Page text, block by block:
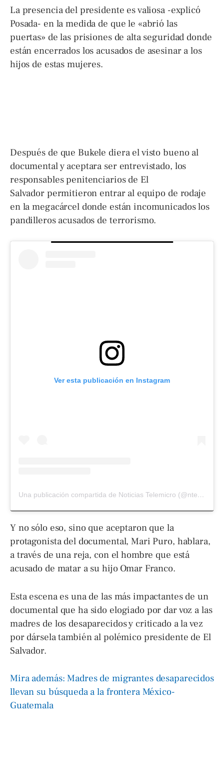
La presencia del presidente es valiosa -explicó
Posada- en la medida de que le «abrió las
puertas» de las prisiones de alta seguridad donde
están encerrados los acusados de asesinar a los
hijos de estas mujeres.
Después de que Bukele diera el visto bueno al
documental y aceptara ser entrevistado, los
responsables penitenciarios de El
Salvador permitieron entrar al equipo de rodaje
en la megacárcel donde están incomunicados los
pandilleros acusados de terrorismo.
Ver esta publicación en Instagram
Una publicación compartida de Noticias Telemicro (@ntelemicro5)
Y no sólo eso, sino que aceptaron que la
protagonista del documental, Mari Puro, hablara,
a través de una reja, con el hombre que está
acusado de matar a su hijo Omar Franco.
Esta escena es una de las más impactantes de un
documental que ha sido elogiado por dar voz a las
madres de los desaparecidos y criticado a la vez
por dársela también al polémico presidente de El
Salvador.
Mira además: Madres de migrantes desaparecidos
llevan su búsqueda a la frontera México-
Guatemala